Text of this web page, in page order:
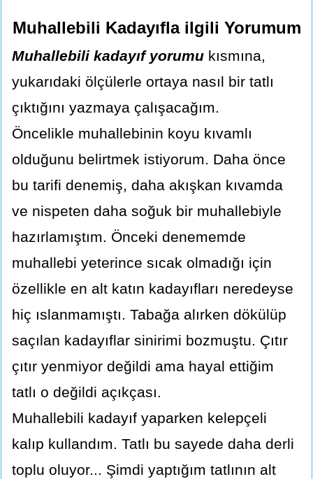
Muhallebili Kadayıfla ilgili Yorumum
Muhallebili kadayıf yorumu kısmına,
yukarıdaki ölçülerle ortaya nasıl bir tatlı
çıktığını yazmaya çalışacağım.
Öncelikle muhallebinin koyu kıvamlı
olduğunu belirtmek istiyorum. Daha önce
bu tarifi denemiş, daha akışkan kıvamda
ve nispeten daha soğuk bir muhallebiyle
hazırlamıştım. Önceki denememde
muhallebi yeterince sıcak olmadığı için
özellikle en alt katın kadayıfları neredeyse
hiç ıslanmamıştı. Tabağa alırken dökülüp
saçılan kadayıflar sinirimi bozmuştu. Çıtır
çıtır yenmiyor değildi ama hayal ettiğim
tatlı o değildi açıkçası.
Muhallebili kadayıf yaparken kelepçeli
kalıp kullandım. Tatlı bu sayede daha derli
toplu oluyor... Şimdi yaptığım tatlının alt